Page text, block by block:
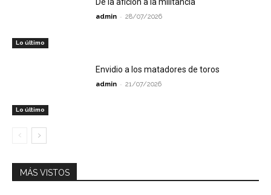
Lo último
admin - 28/07/2026
Lo último
Envidio a los matadores de toros
admin - 21/07/2026
MÁS VISTOS